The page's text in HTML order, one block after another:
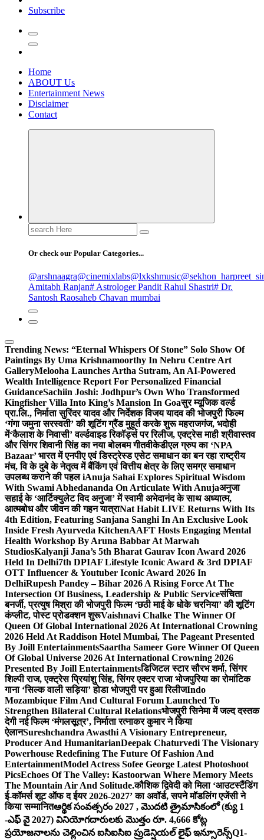
Subscribe
Home
ABOUT Us
Entertainment News
Disclaimer
Contact
Search
for:
Or check our Popular Categories...
@arshnaagra@cinemixlabs@lxkshmusic
Amitabh Ranjan# Astrologer Pandit Rahul Shastri# Dr.
Santosh Raosaheb Chavan mumbai
Trending News: “Eternal Whispers Of Stone” Solo Show Of
Paintings By Uma Krishnamoorthy In Nehru Centre Art
GalleryMelooha Launches Artha Sutram, An AI-Powered
Wealth Intelligence Report For Personalized Financial
GuidanceSachiin Joshi: Jodhpur’s Own Who Transformed
Kingfisher Villa Into King’s Mansion In Goaसुर म्यूजिक वर्ल्ड
प्रा.लि., निर्माता सुरिंदर यादव और निर्देशक विजय यादव की भोजपुरी फिल्म
‘गंगा जमुना सरस्वती’ की शूटिंग ग्रैंड मुहूर्त करके शुरू महराजगंज, भदोही
में‘कैलाश के निवासी’ वर्ल्डवाइड रिकॉर्ड्स पर रिलीज, एक्ट्रेस माही श्रीवास्तव
और सिंगर शिवानी सिंह का नया बोलबम गीतवीकेडीएल ग्रुप का ‘NPA
Bazaar’ भारत में एनपीए एवं डिस्ट्रेस्ड एसेट समाधान का बन रहा राष्ट्रीय
मंच, वि के दुबे के नेतृत्व में बैंकिंग एवं वित्तीय क्षेत्र के लिए समग्र समाधान
उपलब्ध कराने की पहल iAnuja Sahai Explores Spiritual Wisdom
With Swami Abhedananda On Articulate With Anujaअनुजा
सहाई के ‘आर्टिक्युलेट विद अनुजा’ में स्वामी अभेदानंद के साथ अध्यात्म,
आत्मबोध और जीवन की गहन यात्राNat Habit LIVE Returns With Its
4th Edition, Featuring Sanjana Sanghi In An Exclusive Look
Inside Fresh Ayurveda KitchenAAFT Hosts Engaging Mental
Health Workshop By Aruna Babbar At Marwah
StudiosKalyanji Jana’s 5th Bharat Gaurav Icon Award 2026
Held In Delhi7th DPIAF Lifestyle Iconic Award & 3rd DPIAF
OTT Influencer & Youtuber Iconic Award 2026 In
DelhiRupesh Pandey – Bihar 2026 A Rising Force At The
Intersection Of Business, Leadership & Public Serviceसंचिता
बनर्जी, प्रत्युष मिश्रा की भोजपुरी फिल्म ‘छठी माई के धोके चरनिया’ की शूटिंग
कंप्लीट, पोस्ट प्रोडक्शन शुरूVaishnavi Chalke The Winner Of
Queen Of Global International 2026 At International Crowning
2026 Held At Raddison Hotel Mumbai, The Pageant Presented
By Joill EntertainmentsSaartha Sameer Gore Winner Of Queen
Of Global Universe 2026 At International Crowning 2026
Presented By Joill Entertainmentsडिजिटल स्टार सौरभ शर्मा, सिंगर
शिल्पी राज, एक्ट्रेस प्रियांशु सिंह, सिंगर एक्टर राजा भोजपुरिया का रोमांटिक
गाना ‘सिल्क वाली सड़िया’ होडा भोजपुरी पर हुआ रिलीजIndo
Mozambique Film And Cultural Forum Launched To
Strengthen Bilateral Cultural Relationsभोजपुरी सिनेमा में जल्द दस्तक
देगी नई फिल्म ‘मंगलसूत्र’, निर्माता रत्नाकर कुमार ने किया
ऐलानSureshchandra Awasthi A Visionary Entrepreneur,
Producer And HumanitarianDeepak Chaturvedi The Visionary
Powerhouse Redefining The Future Of Fashion And
EntertainmentModel Actress Sofee George Latest Photoshoot
PicsEchoes Of The Valley: Kastoorwan Where Memory Meets
The Mountain Air And Solitude.कौशिक द्विवेदी को मिला ‘आउटस्टैंडिंग
ई-कॉमर्स शूट ऑफ द ईयर 2026-2027’ का अवॉर्ड, सपने मॉडलिंग एजेंसी ने
किया सम्मानितఆర్థిక సంవత్సరం 2027 , మొదటి త్రైమాసికంలో (క్యు 1
-ఎఫ్ వై 2027) వినియోగదారులకు మొత్తం రూ. 4,666 కోట్ల
ప్రయోజనాలను చెల్లించిన ఐసిఐసిఐ ప్రుడెన్షియల్ లైఫ్ ఇన్సూరెన్స్Q1-